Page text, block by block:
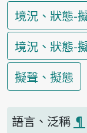
境況、狀態-
境況、狀態-
擬聲、擬態
語言、泛稱 ¶